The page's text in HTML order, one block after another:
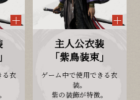
る衣
主人公衣装
「紫鳥装束」
ゲーム中で使用できる衣
装。
紫の装飾が特徴。